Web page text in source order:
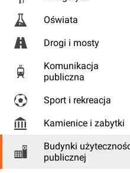
Oświata
Drogi i mosty
Komunikacja
publiczna
Sport i rekreacja
Kamienice i zabytki
Budynki
publicznej